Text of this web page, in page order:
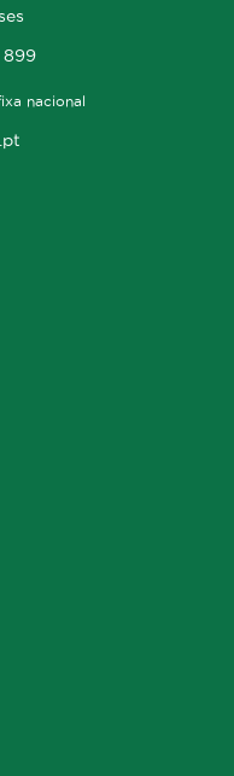
899
nacional